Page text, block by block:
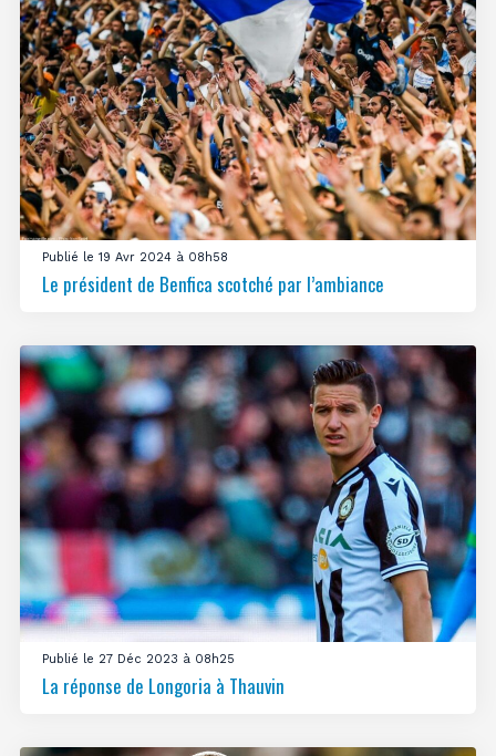
Publié le 19 Avr 2024 à 08h58
Le président de Benfica scotché par l’ambiance
Publié le 27 Déc 2023 à 08h25
La réponse de Longoria à Thauvin